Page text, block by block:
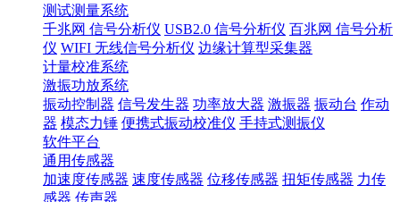
测试测量系统
千兆网 信号分析仪 USB2.0 信号分析仪 百兆网 信号分析
仪 WIFI 无线信号分析仪 边缘计算型采集器
计量校准系统
激振功放系统
振动控制器 信号发生器 功率放大器 激振器 振动台 作动
器 模态力锤 便携式振动校准仪 手持式测振仪
软件平台
通用传感器
加速度传感器 速度传感器 位移传感器 扭矩传感器 力传
感器 传声器